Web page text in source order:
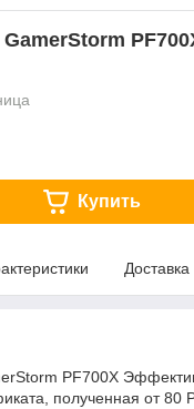
Купить
Доставка
PF700X
полученная от 80